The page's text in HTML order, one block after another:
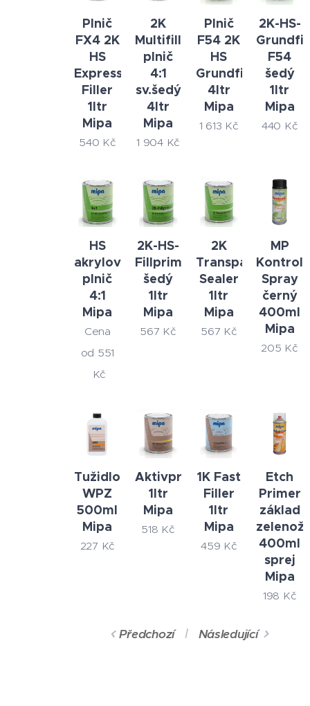
Plnič
FX4 2K
HS
Express
Filler
1ltr
Mipa
540 Kč
2K
Multifiller
plnič
4:1
sv.šedý
4ltr
Mipa
1 904Kč
Plnič
F54 2K
HS
Grundfiller
4ltr
Mipa
1 613 Kč
2K-HS-
F54
šedý
1ltr
Mipa
440 Kč
HS
akrylový
plnič
4:1
Mipa
Cena
od 551
Kč
2K-HS-
Fillprimer
šedý
1ltr
Mipa
567 Kč
2K
Transparent
Sealer
1ltr
Mipa
567 Kč
MP
Kontroll
Spray
černý
400ml
Mipa
205 Kč
Tužidlo
WPZ
500ml
Mipa
227 Kč
Aktivprimer
1ltr
Mipa
518 Kč
1K Fast
Filler
1ltr
Mipa
459 Kč
Etch
Primer
základ
400ml
sprej
Mipa
198 Kč
Předchozí Následující